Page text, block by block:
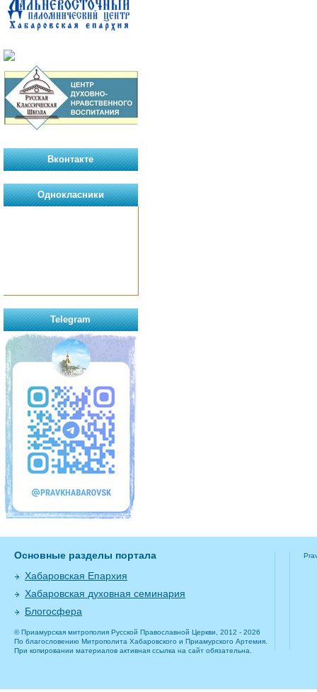
Вконтакте
Однокласники
Telegram
Основные разделы портала
Хабаровская Епархия
Хабаровская духовная семинария
Блогосфера
© Приамурская митрополия Русской Православной Церкви, 2012 - 2026
По благословению Митрополита Хабаровского и Приамурского Артемия.
При копировании материалов активная ссылка на сайт обязательна.